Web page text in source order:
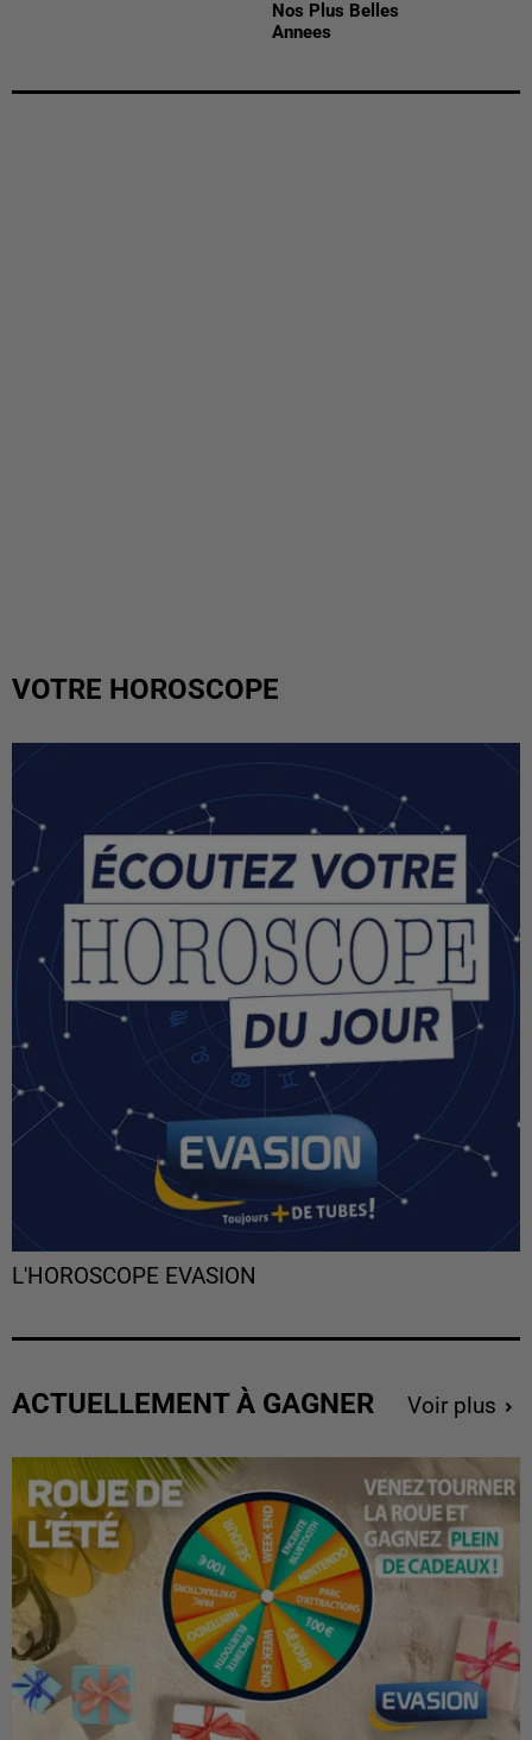
Nos Plus Belles
Annees
VOTRE HOROSCOPE
L'HOROSCOPE EVASION
ACTUELLEMENT À GAGNER Voir plus